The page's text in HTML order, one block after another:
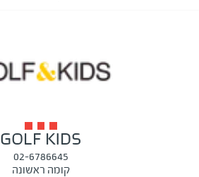
GOLF KIDS
02-6786645
קומה ראשונה